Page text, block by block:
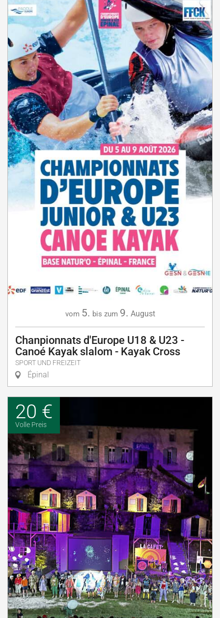
vom 5. bis zum 9. August
Chanpionnats d'Europe U18 & U23 -
Canoé Kayak slalom - Kayak Cross
SPORT UND FREIZEIT
Épinal
20 €
Volle Preis